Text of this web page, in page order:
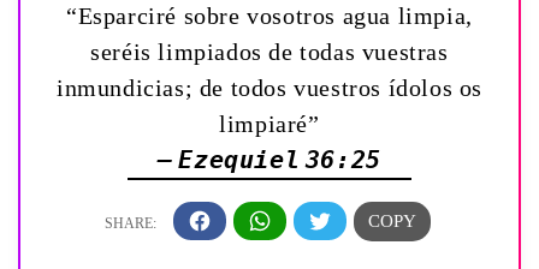
“Esparciré sobre vosotros agua limpia,
seréis limpiados de todas vuestras
inmundicias; de todos vuestros ídolos os
limpiaré”
— Ezequiel 36:25